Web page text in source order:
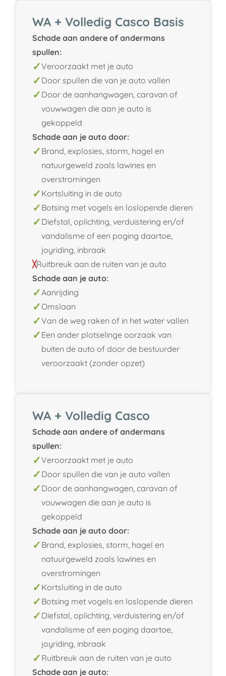
WA + Volledig Casco Basis
Schade aan andere of andermans
spullen:
Veroorzaakt met je auto
Door spullen die van je auto vallen
Door de aanhangwagen, caravan of
vouwwagen die aan je auto is
gekoppeld
Schade aan je auto door:
Brand, explosies, storm, hagel en
natuurgeweld zoals lawines en
overstromingen
Kortsluiting in de auto
Botsing met vogels en loslopende dieren
Diefstal, oplichting, verduistering en/of
vandalisme of een poging daartoe,
joyriding, inbraak
Ruitbreuk aan de ruiten van je auto
Schade aan je auto:
Aanrijding
Omslaan
Van de weg raken of in het water vallen
Een ander plotselinge oorzaak van
buiten de auto of door de bestuurder
veroorzaakt (zonder opzet)
WA + Volledig Casco
Schade aan andere of andermans
spullen:
Veroorzaakt met je auto
Door spullen die van je auto vallen
Door de aanhangwagen, caravan of
vouwwagen die aan je auto is
gekoppeld
Schade aan je auto door:
Brand, explosies, storm, hagel en
natuurgeweld zoals lawines en
overstromingen
Kortsluiting in de auto
Botsing met vogels en loslopende dieren
Diefstal, oplichting, verduistering en/of
vandalisme of een poging daartoe,
joyriding, inbraak
Ruitbreuk aan de ruiten van je auto
Schade aan je auto: